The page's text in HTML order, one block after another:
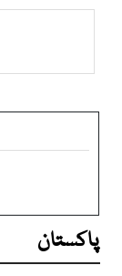
پاکستان